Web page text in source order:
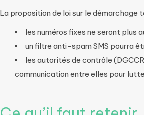
La proposition de loi sur le démarchage
les numéros fixes ne seront plus
un filtre anti-spam SMS pourra
les autorités de contrôle
communication entre elles pour